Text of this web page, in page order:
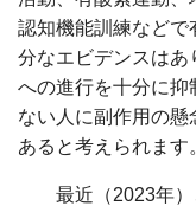
認知機能訓練などで
分なエビデンスはあ
への進行を十分に抑
ない人に副作用の
あると考えられます
最近（2023年）